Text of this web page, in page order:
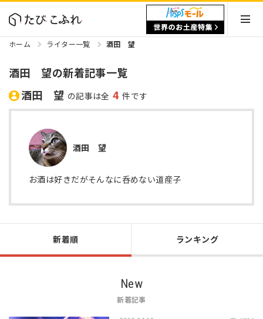
ホーム ライター一覧 酒田 望
酒田 望の新着記事一覧
酒田 望 の記事は全 4 件です
新着順 ランキング
New
新着記事
酒田 望
お酒は好きだがそんなに呑めない道産子